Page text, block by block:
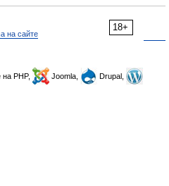
18+
на сайте
на PHP, Joomla,
Drupal,